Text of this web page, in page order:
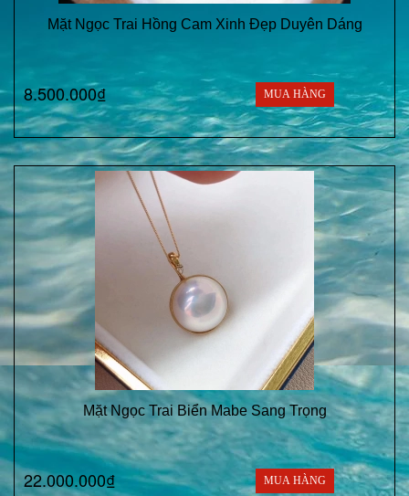
Mặt Ngọc Trai Hồng Cam Xinh Đẹp Duyên Dáng
8.500.000₫ MUA HÀNG
Mặt Ngọc Trai Biển Mabe Sang Trọng
22.000.000₫ MUA HÀNG